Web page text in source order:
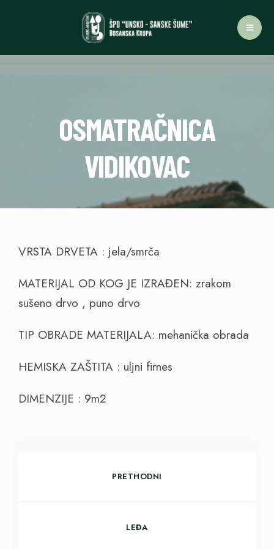
OSMATRAČNICA
VIDIKOVAC
VRSTA DRVETA : jela/smrča
MATERIJAL OD KOG JE IZRAĐEN: zrakom
sušeno drvo , puno drvo
TIP OBRADE MATERIJALA: mehanička obrada
HEMISKA ZAŠTITA : uljni firnes
DIMENZIJE : 9m2
PRETHODNI
LEĐA